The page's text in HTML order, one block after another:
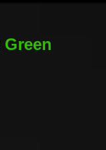
Green